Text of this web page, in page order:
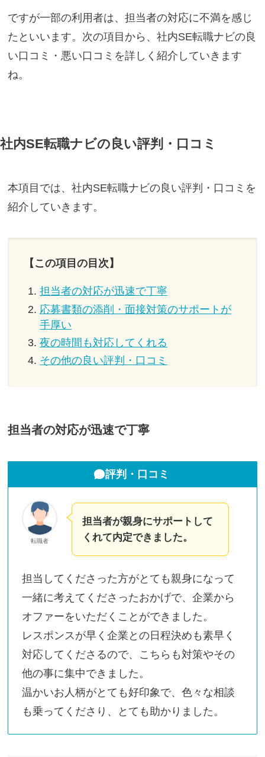
ですが一部の利用者は、担当者の対応に不満を感じ
たといいます。次の項目から、社内SE転職ナビの良
い口コミ・悪い口コミを詳しく紹介していきます
ね。
社内SE転職ナビの良い評判・口コミ
本項目では、社内SE転職ナビの良い評判・口コミを
紹介していきます。
【この項目の目次】
担当者の対応が迅速で丁寧
応募書類の添削・面接対策のサポートが
手厚い
夜の時間も対応してくれる
その他の良い評判・口コミ
担当者の対応が迅速で丁寧
評判・口コミ
転職者
担当者が親身にサポートして
くれて内定できました。
担当してくださった方がとても親身になって
一緒に考えてくださったおかげで、企業から
オファーをいただくことができました。
レスポンスが早く企業との日程決めも素早く
対応してくださるので、こちらも対策やその
他の事に集中できました。
温かいお人柄がとても好印象で、色々な相談
も乗ってくださり、とても助かりました。